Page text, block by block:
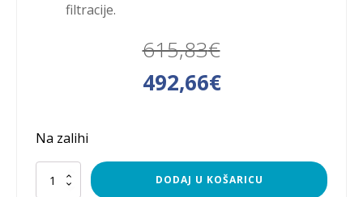
filtracije.
615,83€
Izvorna
je:
492,66€Trenutna
492,66€.
Na zalihi
VODENI
DODAJ U KOŠARICU